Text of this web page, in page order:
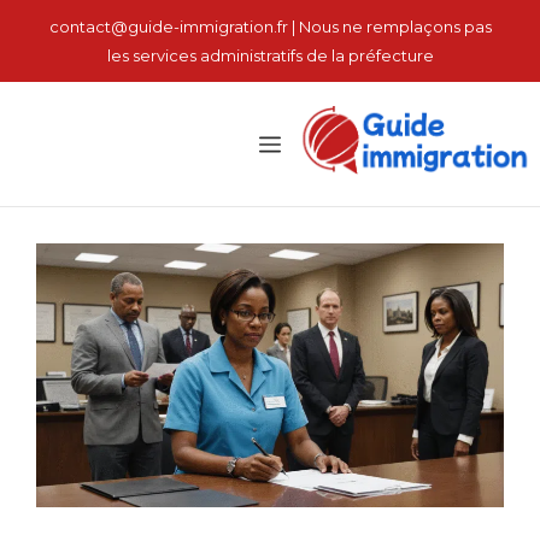
contact@guide-immigration.fr | Nous ne remplaçons pas
les services administratifs de la préfecture
القائمة